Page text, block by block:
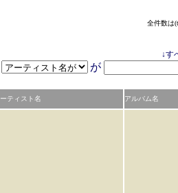
全件数は
↓す
が
ティスト名 アルバム名